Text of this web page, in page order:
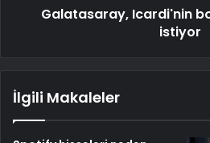
Galatasaray, Icardi'nin
istiyor
İlgili Makaleler